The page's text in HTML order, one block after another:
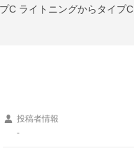
C ライトニングからタイプC
投稿者情報
-